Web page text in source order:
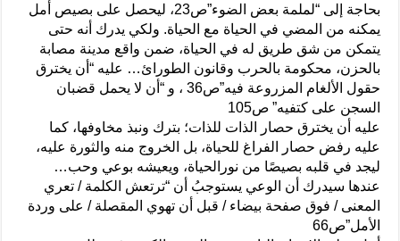
بحاجة إلى “لملمة بعض الضوء”ص23، ليحصل على بصيص أمل
يمكنه من المضي في الحياة مع الحياة. ولكي يدرك أنه حتى
يتمكن من شق طريق له في الحياة، ضمن واقع مدينة مصابة
بالحزن، محكومة بالحرب وقانون الطورائ… عليه “أن يخترق
حقول الألغام المزروعة فيه”ص36 ، و “أن لا يحمل قضبان
السجن على كتفيه” ص105
عليه أن يخترق حصار الذات للذات؛ بترك ونبذ مخاوفها، كما
عليه رفض حصار الفراغ للحياة، بل الخروج منه والثورة عليه،
ليجد في قلبه بصيصًا من نورالحياة، ويعيشه بوعي وحب…
عندها سيدرك أن الوعي يستوجبُ أن “ترتعش الكلمة / تعري
المعنى / فوق صفحة بيضاء / قبل أن تهوي المقصلة / على وردة
الأمل”ص66